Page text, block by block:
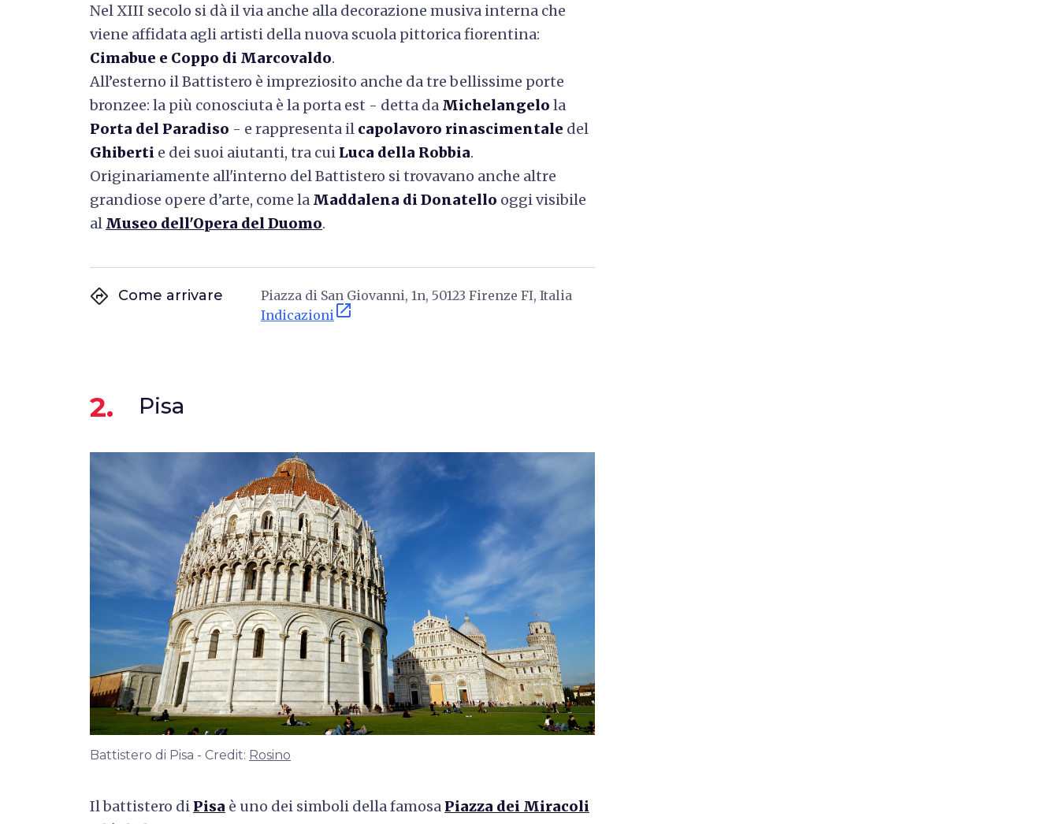
Nel XIII secolo si dà il via anche alla decorazione musiva interna che
viene affidata agli artisti della nuova scuola pittorica fiorentina:
Cimabue e Coppo di Marcovaldo.
All’esterno il Battistero è impreziosito anche da tre bellissime porte
bronzee: la più conosciuta è la porta est - detta da Michelangelo la
Porta del Paradiso - e rappresenta il capolavoro rinascimentale del
Ghiberti e dei suoi aiutanti, tra cui Luca della Robbia.
Originariamente all'interno del Battistero si trovavano anche altre
grandiose opere d’arte, come la Maddalena di Donatello oggi visibile
al Museo dell'Opera del Duomo.
directions Come arrivare
Piazza di San Giovanni, 1n, 50123 Firenze FI, Italia
Indicazioni open_in_new
2. Pisa
Battistero di Pisa - Credit: Rosino
Il battistero di Pisa è uno dei simboli della famosa Piazza dei Miracoli